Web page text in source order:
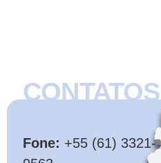
CONTATOS
Fone: +55 (61) 3321-